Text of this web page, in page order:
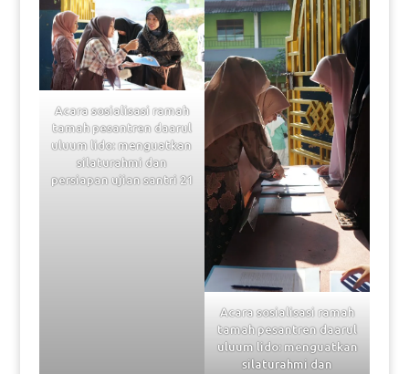
Acara sosialisasi ramah
tamah pesantren daarul
uluum lido: menguatkan
silaturahmi dan
persiapan ujian santri 21
Acara sosialisasi ramah
tamah pesantren daarul
uluum lido: menguatkan
silaturahmi dan